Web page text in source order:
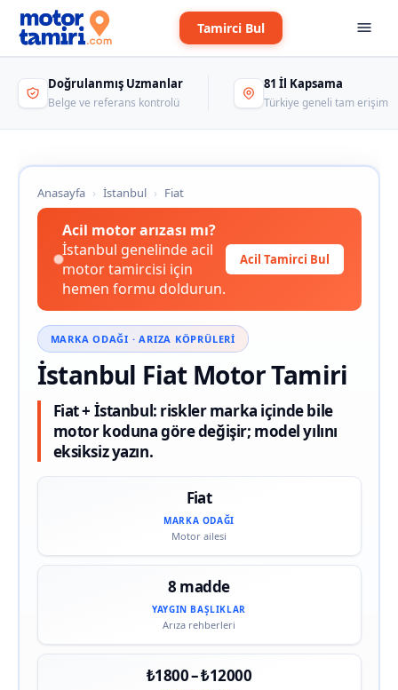
Tamirci Bul
Doğrulanmış Uzmanlar
Belge ve referans kontrolü
81 İl Kapsama
Türkiye geneli tam erişim
Anasayfa › İstanbul › Fiat
Acil motor arızası mı?
İstanbul genelinde acil
motor tamircisi için
hemen formu doldurun.
Acil Tamirci Bul
MARKA ODAĞI · ARIZA KÖPRÜLERI
İstanbul Fiat Motor Tamiri
Fiat + İstanbul: riskler marka içinde bile
motor koduna göre değişir; model yılını
eksiksiz yazın.
Fiat
MARKA ODAĞI
Motor ailesi
8 madde
YAYGIN BAŞLIKLAR
Arıza rehberleri
₺1800 – ₺12000